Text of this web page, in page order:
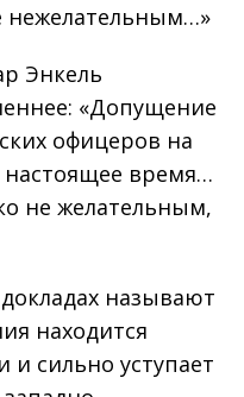
нежелательным…»
Энкель
«Допущение
офицеров на
время…
не желательным,
называют
находится
и сильно уступает